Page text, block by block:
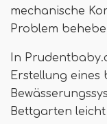
mechanische
Problem
In
Erstellung
Bettgarten